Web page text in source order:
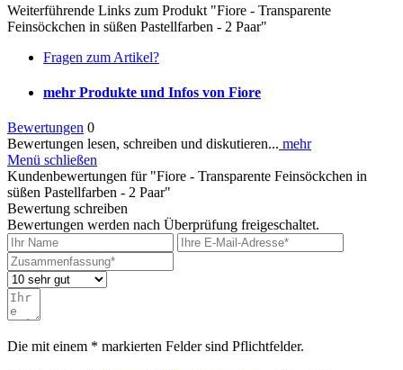
Weiterführende Links zum Produkt "Fiore - Transparente
Feinsöckchen in süßen Pastellfarben - 2 Paar"
Fragen zum Artikel?
mehr Produkte und Infos von Fiore
Bewertungen 0
Bewertungen lesen, schreiben und diskutieren... mehr
Menü schließen
Kundenbewertungen für "Fiore - Transparente Feinsöckchen in
süßen Pastellfarben - 2 Paar"
Bewertung schreiben
Bewertungen werden nach Überprüfung freigeschaltet.
Die mit einem * markierten Felder sind Pflichtfelder.